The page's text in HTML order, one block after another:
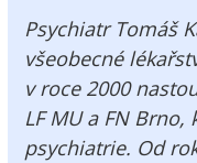
Psychiatr Tomáš
všeobecné
v roce 2000
LF MUa FN Brno,
psychiatrie. Od